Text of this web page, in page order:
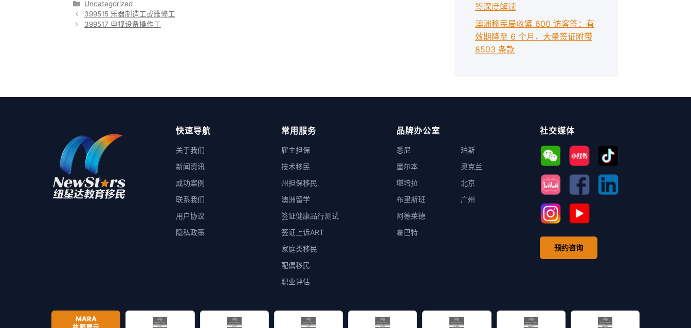
分
类
Uncategorized
399515 乐器制造工或维修工
399517 电视设备操作工
签深度解读
澳洲移民局收紧 600 访客签：有
效期降至 6 个月，大量签证附带
8503 条款
快速导航
关于我们
新闻资讯
成功案例
联系我们
用户协议
隐私政策
常用服务
雇主担保
技术移民
州担保移民
澳洲留学
签证健康品行测试
签证上诉ART
家庭类移民
配偶移民
职业评估
品牌办公室
悉尼
墨尔本
堪培拉
布里斯班
阿德莱德
霍巴特
珀斯
奥克兰
北京
广州
社交媒体
预约咨询
MARA